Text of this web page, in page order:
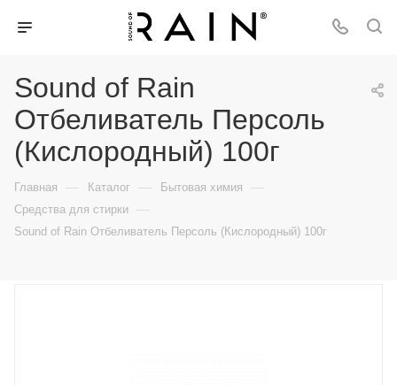
Sound of Rain
Отбеливатель Персоль
(Кислородный) 100г
Главная — Каталог — Бытовая химия —
Средства для стирки —
Sound of Rain Отбеливатель Персоль (Кислородный) 100г